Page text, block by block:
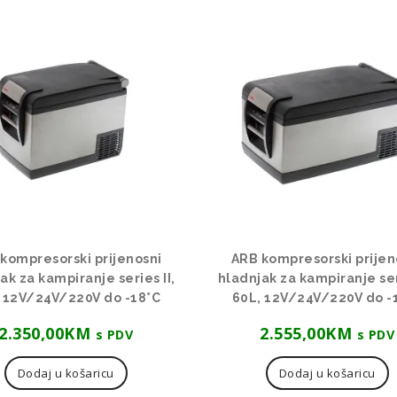
kompresorski prijenosni
za kampiranje series II,
12V/24V/220V do -18°C
KM s PDV
Dodaj u košaricu
ARB kompresorski
hladnjak za kampiranje
60L, 12V/24V/220V do -
2.555,00KM s PDV
Dodaj u košaricu